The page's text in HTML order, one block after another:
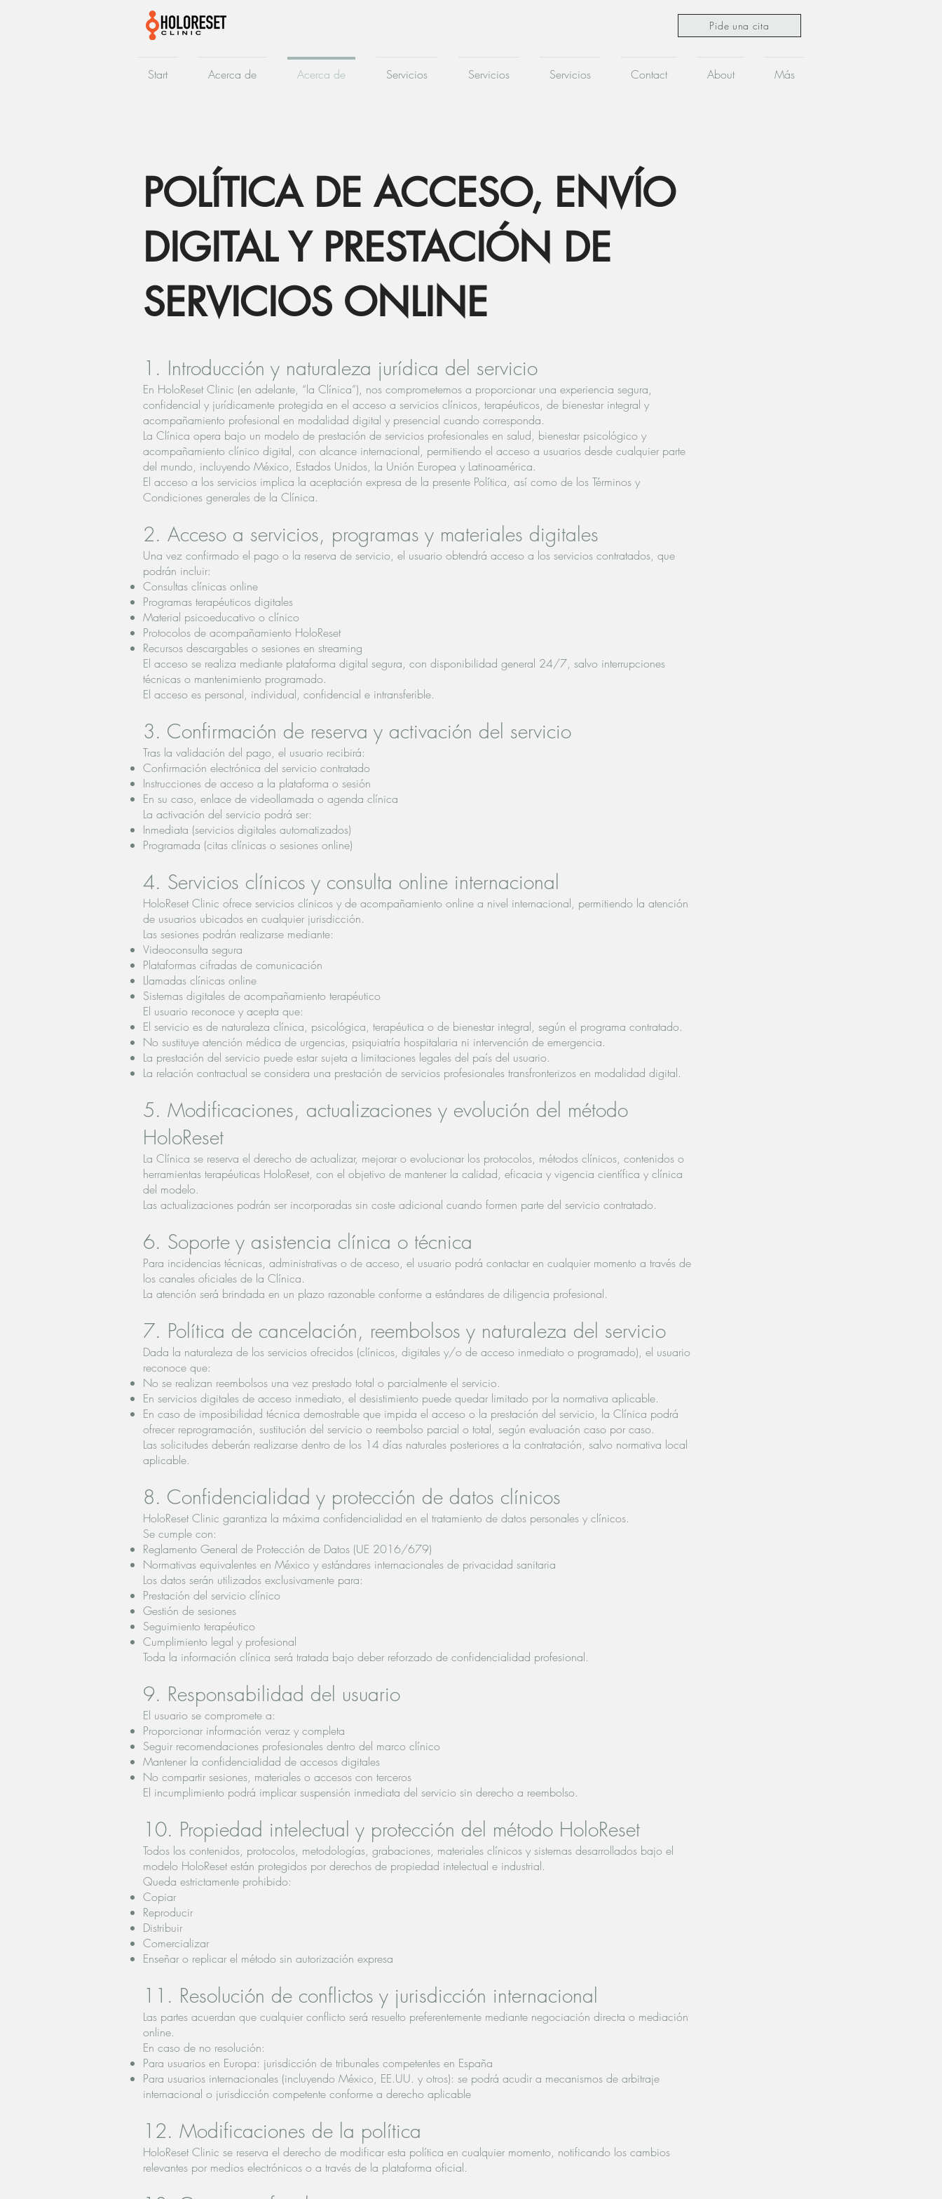
Pide una cita
Start Acerca de Acerca de Servicios Servicios Servicios Contact About Más
POLÍTICA DE ACCESO, ENVÍO
DIGITAL Y PRESTACIÓN DE
SERVICIOS ONLINE
1. Introducción y naturaleza jurídica del servicio
En HoloReset Clinic (en adelante, “la Clínica”), nos comprometemos a proporcionar una experiencia segura,
confidencial y jurídicamente protegida en el acceso a servicios clínicos, terapéuticos, de bienestar integral y
acompañamiento profesional en modalidad digital y presencial cuando corresponda.
La Clínica opera bajo un modelo de prestación de servicios profesionales en salud, bienestar psicológico y
acompañamiento clínico digital, con alcance internacional, permitiendo el acceso a usuarios desde cualquier parte
del mundo, incluyendo México, Estados Unidos, la Unión Europea y Latinoamérica.
El acceso a los servicios implica la aceptación expresa de la presente Política, así como de los Términos y
Condiciones generales de la Clínica.
2. Acceso a servicios, programas y materiales digitales
Una vez confirmado el pago o la reserva de servicio, el usuario obtendrá acceso a los servicios contratados, que
podrán incluir:
Consultas clínicas online
Programas terapéuticos digitales
Material psicoeducativo o clínico
Protocolos de acompañamiento HoloReset
Recursos descargables o sesiones en streaming
El acceso se realiza mediante plataforma digital segura, con disponibilidad general 24/7, salvo interrupciones
técnicas o mantenimiento programado.
El acceso es personal, individual, confidencial e intransferible.
3. Confirmación de reserva y activación del servicio
Tras la validación del pago, el usuario recibirá:
Confirmación electrónica del servicio contratado
Instrucciones de acceso a la plataforma o sesión
En su caso, enlace de videollamada o agenda clínica
La activación del servicio podrá ser:
Inmediata (servicios digitales automatizados)
Programada (citas clínicas o sesiones online)
4. Servicios clínicos y consulta online internacional
HoloReset Clinic ofrece servicios clínicos y de acompañamiento online a nivel internacional, permitiendo la atención
de usuarios ubicados en cualquier jurisdicción.
Las sesiones podrán realizarse mediante:
Videoconsulta segura
Plataformas cifradas de comunicación
Llamadas clínicas online
Sistemas digitales de acompañamiento terapéutico
El usuario reconoce y acepta que:
El servicio es de naturaleza clínica, psicológica, terapéutica o de bienestar integral, según el programa contratado.
No sustituye atención médica de urgencias, psiquiatría hospitalaria ni intervención de emergencia.
La prestación del servicio puede estar sujeta a limitaciones legales del país del usuario.
La relación contractual se considera una prestación de servicios profesionales transfronterizos en modalidad digital.
5. Modificaciones, actualizaciones y evolución del método
HoloReset
La Clínica se reserva el derecho de actualizar, mejorar o evolucionar los protocolos, métodos clínicos, contenidos o
herramientas terapéuticas HoloReset, con el objetivo de mantener la calidad, eficacia y vigencia científica y clínica
del modelo.
Las actualizaciones podrán ser incorporadas sin coste adicional cuando formen parte del servicio contratado.
6. Soporte y asistencia clínica o técnica
Para incidencias técnicas, administrativas o de acceso, el usuario podrá contactar en cualquier momento a través de
los canales oficiales de la Clínica.
La atención será brindada en un plazo razonable conforme a estándares de diligencia profesional.
7. Política de cancelación, reembolsos y naturaleza del servicio
Dada la naturaleza de los servicios ofrecidos (clínicos, digitales y/o de acceso inmediato o programado), el usuario
reconoce que:
No se realizan reembolsos una vez prestado total o parcialmente el servicio.
En servicios digitales de acceso inmediato, el desistimiento puede quedar limitado por la normativa aplicable.
En caso de imposibilidad técnica demostrable que impida el acceso o la prestación del servicio, la Clínica podrá
ofrecer reprogramación, sustitución del servicio o reembolso parcial o total, según evaluación caso por caso.
Las solicitudes deberán realizarse dentro de los 14 días naturales posteriores a la contratación, salvo normativa local
aplicable.
8. Confidencialidad y protección de datos clínicos
HoloReset Clinic garantiza la máxima confidencialidad en el tratamiento de datos personales y clínicos.
Se cumple con:
Reglamento General de Protección de Datos (UE 2016/679)
Normativas equivalentes en México y estándares internacionales de privacidad sanitaria
Los datos serán utilizados exclusivamente para:
Prestación del servicio clínico
Gestión de sesiones
Seguimiento terapéutico
Cumplimiento legal y profesional
Toda la información clínica será tratada bajo deber reforzado de confidencialidad profesional.
9. Responsabilidad del usuario
El usuario se compromete a:
Proporcionar información veraz y completa
Seguir recomendaciones profesionales dentro del marco clínico
Mantener la confidencialidad de accesos digitales
No compartir sesiones, materiales o accesos con terceros
El incumplimiento podrá implicar suspensión inmediata del servicio sin derecho a reembolso.
10. Propiedad intelectual y protección del método HoloReset
Todos los contenidos, protocolos, metodologías, grabaciones, materiales clínicos y sistemas desarrollados bajo el
modelo HoloReset están protegidos por derechos de propiedad intelectual e industrial.
Queda estrictamente prohibido:
Copiar
Reproducir
Distribuir
Comercializar
Enseñar o replicar el método sin autorización expresa
11. Resolución de conflictos y jurisdicción internacional
Las partes acuerdan que cualquier conflicto será resuelto preferentemente mediante negociación directa o mediación
online.
En caso de no resolución:
Para usuarios en Europa: jurisdicción de tribunales competentes en España
Para usuarios internacionales (incluyendo México, EE.UU. y otros): se podrá acudir a mecanismos de arbitraje
internacional o jurisdicción competente conforme a derecho aplicable
12. Modificaciones de la política
HoloReset Clinic se reserva el derecho de modificar esta política en cualquier momento, notificando los cambios
relevantes por medios electrónicos o a través de la plataforma oficial.